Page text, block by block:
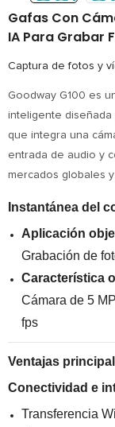
Gafas Con
IA Para Grabar
Captura de fotos y
Goodway G100 es
inteligente diseñada
que integra una
entrada de audio y
mercados globales
Instantánea del
Aplicación
Grabación de
Característica
Cámara de 5
fps
Ventajas
Conectividad e
Transferencia